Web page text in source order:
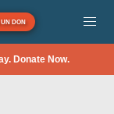
DON
Donate Now.